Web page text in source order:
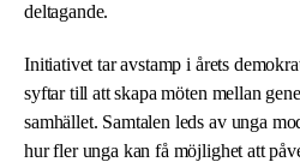
deltagande.
Initiativet tar avstamp i årets
syftar till att skapa möten mellan
samhället. Samtalen leds av unga
hur fler unga kan få möjlighet att